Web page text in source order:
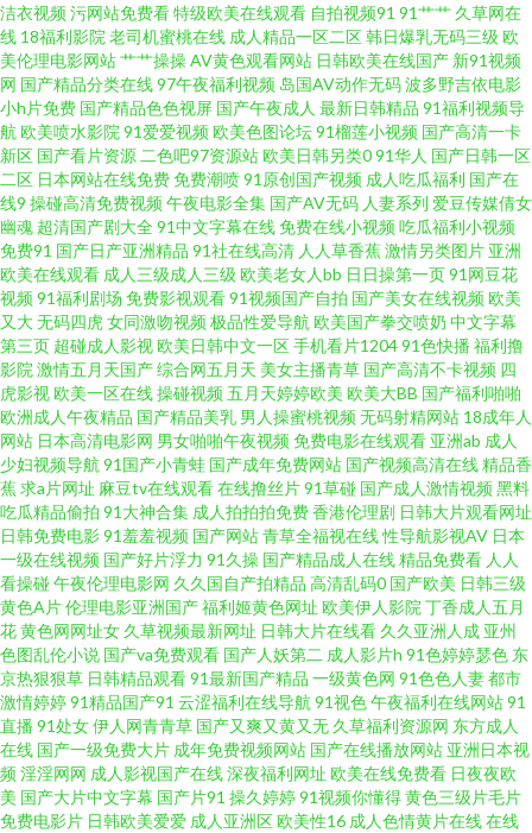
野吉衣av 日韩第1页 一本道大香蕉伊人 91看黄下 www97性交网 岛国精品在
线播放 欧美综合另类 五月天伊人影院 伊人综合香蕉另类 91社黄网 www91福
利 激情性爱人妻 欧美性交网 天天干网 91蜜桃黄 黄色91大片 亚洲另类色图 国
产剧情三区 美女诱惑 日韩福利社1区 www91做爱 国产精品奇米一区 九九这
里是精品 欧美喉奥在线 日韩一级视频 白丝后入 黄色色情 伦理在线 人人操在
线播放 午夜剧场福利 91人妻资源 草逼福利 国产白丝自慰91 久草狼人 欧美色
色综合 在线色资源 五月天色播 91视频最新链接 成人午夜AV福利 av老湿影院
欧美成区 五月天激情社区 91豆花吃瓜 超碰91人人操 成人Av色情 丁香五月在
线综合 男人影院网 男同肛交免费视频 日韩综合 在线亚洲一区网站 国产精选
AV网站 久久伊人国产 老湿机操 国产精品一二 在线播放传媒视频 成人午夜性
爱 另类射区 日韩99爱 亚洲成人在线播放 91人妻网 超碰97人人干 含羞草91
欧美成人超碰不卡 亚洲成人小说网址 超碰碰国产 韩日一本 欧美日韩国内 丝
袜熟女91 91韩剧网 www狼友 91少妇福利姬 韩日高清 加勒比91在线 91免费
看片神器 狼友久久 91草网站 91免费国视频 91论坛网址 91资源在线视频 亚
洁衣视频污网站免费看特级欧美在线观看 自拍视频91 91艹艹 久草网在
线 18福利影院 老司机蜜桃在线 成人精品一区二区韩日爆乳无码三级 欧
美伦理电影网站艹艹操操AV黄色观看网站 日韩欧美在线国产 新91视频
网 国产精品分类在线97午夜福利视频 岛国AV动作无码波多野吉依电影
小h片免费 国产精品色色视屏 国产午夜成人 最新日韩精品 91福利视频导
航 欧美喷水影院 91爱爱视频欧美色图论坛91榴莲小视频 国产高清一卡
新区 国产看片资源 二色吧97资源站欧美日韩另类091华人 国产日韩一区
二区 日本网站在线免费免费潮喷91原创国产视频 成人吃瓜福利 国产在
线9 操碰高清免费视频午夜电影全集 国产AV无码 人妻系列 爱豆传媒倩女
幽魂 超清国产剧大全91中文字幕在线免费在线小视频吃瓜福利小视频
免费91 国产日产亚洲精品 91社在线高清 人人草香蕉激情另类图片 亚洲
欧美在线观看 成人三级成人三级 欧美老女人bb 日日操第一页91网豆花
视频91福利剧场 免费影视观看91视频国产自拍 国产美女在线视频欧美
又大无码四虎女同激吻视频极品性爱导航 欧美国产拳交喷奶 中文字幕
第三页 超碰成人影视欧美日韩中文一区手机看片120491色快播 福利撸
影院 激情五月天国产综合网五月天 美女主播青草 国产高清不卡视频 四
虎影视欧美一区在线操碰视频五月天婷婷欧美 欧美大BB 国产福利啪啪
欧洲成人午夜精品 国产精品美乳 男人操蜜桃视频无码射精网站 18成年人
网站 日本高清电影网 男女啪啪午夜视频免费电影在线观看 亚洲ab 成人
少妇视频导航 91国产小青蛙 国产成年免费网站 国产视频高清在线精品香
蕉求a片网址 麻豆tv在线观看在线撸丝片91草碰 国产成人激情视频黑料
吃瓜精品偷拍 91大神合集 成人拍拍拍免费香港伦理剧 日韩大片观看网址
日韩免费电影91羞羞视频 国产网站青草全福视在线性导航影视AV 日本
一级在线视频 国产好片浮力 91久操 国产精品成人在线精品免费看 人人
看操碰午夜伦理电影网 久久国自产拍精品 高清乱码0 国产欧美 日韩三级
黄色A片伦理电影亚洲国产福利姬黄色网址 欧美伊人影院 丁香成人五月
花黄色网网址女 久草视频最新网址 日韩大片在线看 久久亚洲人成 亚州
色图乱伦小说 国产va免费观看 国产人妖第二 成人影片h 91色婷婷瑟色 东
京热狠狠草 日韩精品观看91最新国产精品 一级黄色网 91色色人妻都市
激情婷婷91精品国产91 云涩福利在线导航 91视色午夜福利在线网站91
直播 91处女伊人网青青草 国产又爽又黄又无 久草福利资源网 东方成人
在线 国产一级免费大片 成年免费视频网站 国产在线播放网站 亚洲日本视
频淫淫网网 成人影视国产在线深夜福利网址 欧美在线免费看 日夜夜欧
美 国产大片中文字幕 国产片91 操久婷婷91视频你懂得黄色三级片毛片
免费电影片 日韩欧美爱爱 成人亚洲区欧美性16 成人色情黄片在线在线